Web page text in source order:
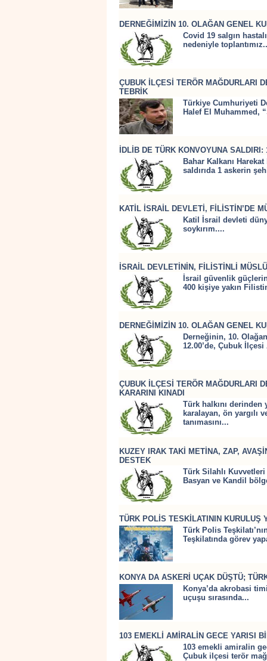
DERNEĞİMİZİN 10. OLAĞAN GENEL
Covid 19 salgın
nedeniyle
ÇUBUK İLÇESİ TERÖR MAĞDURLARI
TEBRİK
Türkiye Cumhuriyeti
Halef El Muhammed,
İDLİB DE TÜRK KONVOYUNA
Bahar Kalkanı
saldırıda 1 askerin
KATİL İSRAİL DEVLETİ, FİLİSTİN’DE
Katil İsrail devleti
soykırım....
İSRAİL DEVLETİNİN, FİLİSTİNLİ
İsrail güvenlik
400 kişiye yakın
DERNEĞİMİZİN 10. OLAĞAN GENEL
Derneğinin, 10.
12.00’de, Çubuk
ÇUBUK İLÇESİ TERÖR MAĞDURLARI
KARARINI KINADI
Türk halkını
karalayan, ön yargılı
tanımasını...
KUZEY IRAK TAKİ METİNA, ZAP,
DESTEK
Türk Silahlı
Basyan ve Kandil
TÜRK POLİS TESKİLATININ KURULUŞ
Türk Polis
Teşkilatında görev
KONYA DA ASKERİ UÇAK DÜŞTÜ;
Konya’da akrobasi
uçuşu sırasında...
103 EMEKLİ AMİRALİN GECE YARISI
103 emekli amiralin
Çubuk ilçesi terör